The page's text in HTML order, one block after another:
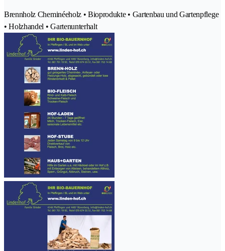
Brennholz Cheminéeholz • Bioprodukte • Gartenbau und Gartenpflege
• Holzhandel • Gartenunterhalt